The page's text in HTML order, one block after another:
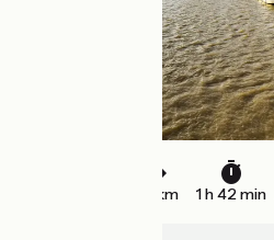
26 km 1 h 42 min